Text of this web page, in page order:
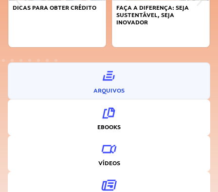
DICAS PARA OBTER CRÉDITO
FAÇA A DIFERENÇA: SEJA
SUSTENTÁVEL, SEJA
INOVADOR
ARQUIVOS
EBOOKS
VÍDEOS